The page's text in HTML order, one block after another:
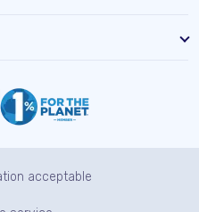
acceptable